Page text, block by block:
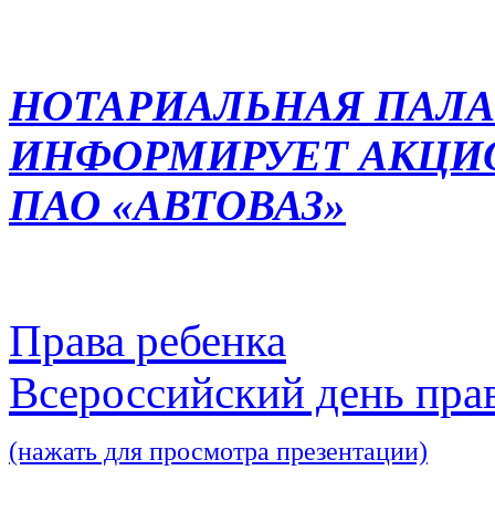
НОТАРИАЛЬНАЯ
ИНФОРМИРУЕТ
ПАО «АВТОВАЗ»
Права ребенка
Всероссийский день
(нажать для просмотра презентации)